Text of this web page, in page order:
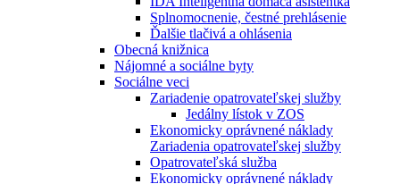
Splnomocnenie, čestné prehlásenie
Ďalšie tlačivá a ohlásenia
Obecná knižnica
Nájomné a sociálne byty
Sociálne veci
Zariadenie opatrovateľskej služby
Jedálny lístok v ZOS
Ekonomicky oprávnené náklady
Zariadenia opatrovateľskej služby
Opatrovateľská služba
Ekonomicky oprávnené náklady